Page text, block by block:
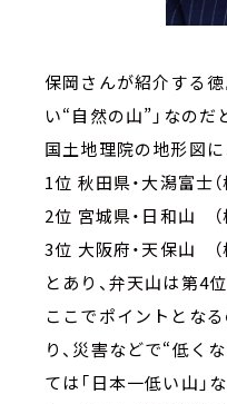
保岡さんが紹介する徳
い“自然の山”」なのだ
国土地理院の地形図に
1位 秋田県・大潟富士（
2位 宮城県・日和山 （
3位 大阪府・天保山 （
とあり、弁天山は第4
ここでポイントとな
り、災害などで“低く
ては「日本一低い山」